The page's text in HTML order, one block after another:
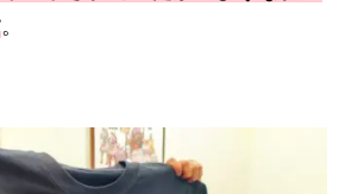
。